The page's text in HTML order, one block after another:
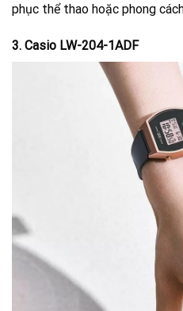
phục thể thao hoặc phong
3. Casio LW-204-1ADF